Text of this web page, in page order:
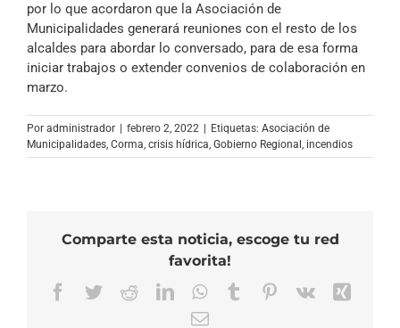
por lo que acordaron que la Asociación de
Municipalidades generará reuniones con el resto de los
alcaldes para abordar lo conversado, para de esa forma
iniciar trabajos o extender convenios de colaboración en
marzo.
Por administrador febrero 2, 2022 Etiquetas: Asociación de
Municipalidades, Corma, crisis hídrica, Gobierno Regional , incendios
Comparte esta noticia, escoge tu red
favorita!
Facebook
TwitterRedditLinkedInWhatsApp
TumblrPinterest
Vk
Correo